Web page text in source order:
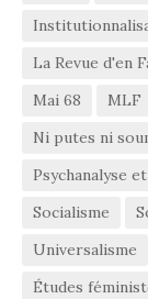
La Revue d'en
Mai 68
MLF
Ni putes ni
Psychanalyse
Socialisme
Universalisme
Études